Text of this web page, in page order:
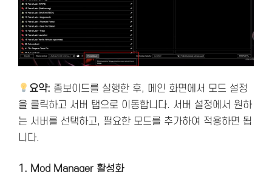
요약: 좀보이드를 실행한 후, 메인 화면에서 모드 설정
을 클릭하고 서버 탭으로 이동합니다. 서버 설정에서 원하
는 서버를 선택하고, 필요한 모드를 추가하여 적용하면 됩
니다.
1. Mod Manager 활성화